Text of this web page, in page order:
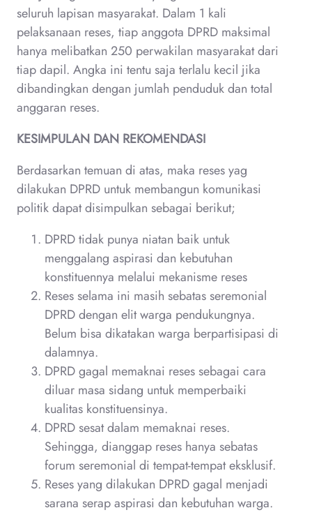
seluruh lapisan masyarakat. Dalam 1 kali
pelaksanaan reses, tiap anggota DPRD maksimal
hanya melibatkan 250 perwakilan masyarakat dari
tiap dapil. Angka ini tentu saja terlalu kecil jika
dibandingkan dengan jumlah penduduk dan total
anggaran reses.
KESIMPULAN DAN REKOMENDASI
Berdasarkan temuan di atas, maka reses yag
dilakukan DPRD untuk membangun komunikasi
politik dapat disimpulkan sebagai berikut;
DPRD tidak punya niatan baik untuk
menggalang aspirasi dan kebutuhan
konstituennya melalui mekanisme reses
Reses selama ini masih sebatas seremonial
DPRD dengan elit warga pendukungnya.
Belum bisa dikatakan warga berpartisipasi di
dalamnya.
DPRD gagal memaknai reses sebagai cara
diluar masa sidang untuk memperbaiki
kualitas konstituensinya.
DPRD sesat dalam memaknai reses.
Sehingga, dianggap reses hanya sebatas
forum seremonial di tempat-tempat eksklusif.
Reses yang dilakukan DPRD gagal menjadi
sarana serap aspirasi dan kebutuhan warga.